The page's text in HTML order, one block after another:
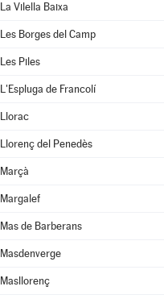
La Vilella Baixa
Les Borges del Camp
Les Piles
L'Espluga de Francolí
Llorac
Llorenç del Penedès
Marçà
Margalef
Mas de Barberans
Masdenverge
Masllorenç